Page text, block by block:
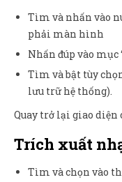
Tìm và nhấn vào
phải màn hình
Nhấn đúp vào mục
Tìm và bật tùy
lưu trữ hệ thống).
Quay trở lại giao diện
Trích xuất
Tìm và chọn vào